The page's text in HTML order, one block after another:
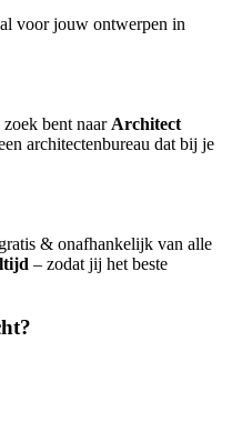
voor jouw ontwerpen in
bent naar Architect
architectenbureau dat bij je
& onafhankelijk van alle
– zodat jij het beste